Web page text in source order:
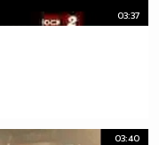
03:37
03:40